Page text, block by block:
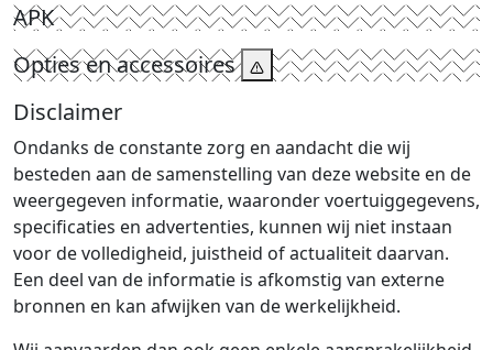
APK
Opties en accessoires
Disclaimer
Ondanks de constante zorg en aandacht die wij
besteden aan de samenstelling van deze website en de
weergegeven informatie, waaronder voertuiggegevens,
specificaties en advertenties, kunnen wij niet instaan
voor de volledigheid, juistheid of actualiteit daarvan.
Een deel van de informatie is afkomstig van externe
bronnen en kan afwijken van de werkelijkheid.